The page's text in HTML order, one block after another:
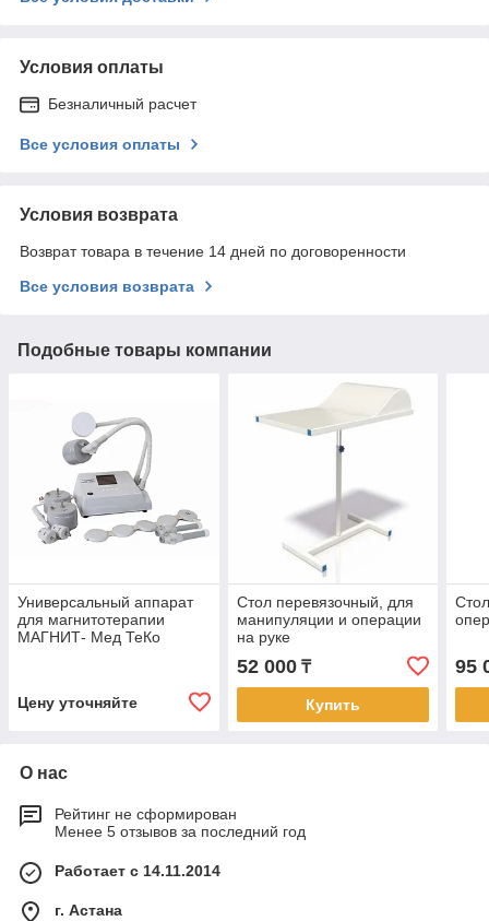
Условия оплаты
Безналичный расчет
Все условия оплаты
Условия возврата
Возврат товара в течение 14 дней по договоренности
Все условия возврата
Подобные товары компании
Универсальный аппарат
для магнитотерапии
МАГНИТ- Мед ТеКо
Цену уточняйте
Стол перевязочный, для
манипуляции и операции
на руке
52 000₸
Купить
95
О нас
Рейтинг не сформирован
Менее 5 отзывов за последний год
Работает с 14.11.2014
г. Астана